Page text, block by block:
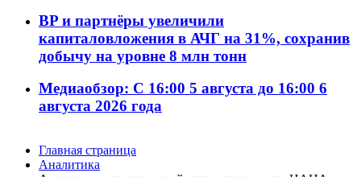
BP и партнёры увеличили
капиталовложения в АЧГ на 31%, сохранив
добычу на уровне 8 млн тонн
Медиаобзор: С 16:00 5 августа до 16:00 6
августа 2026 года
Главная страница
Аналитика